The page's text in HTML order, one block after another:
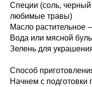
Специи (соль,
любимые травы)
Масло растительное
Вода или мясной
Зелень для
Способ
Начнем с подготовки